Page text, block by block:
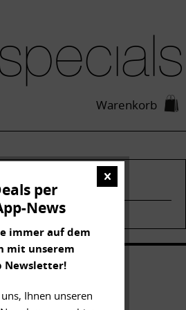
Warenkorb
per
News
immer auf dem
mit unserem
Newsletter!
Ihnen unseren